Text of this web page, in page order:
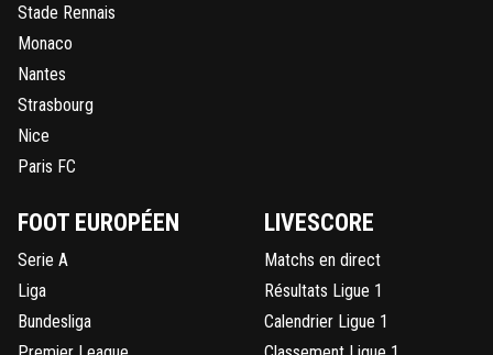
Stade Rennais
Monaco
Nantes
Strasbourg
Nice
Paris FC
FOOT EUROPÉEN
Serie A
Liga
Bundesliga
LIVESCORE
Matchs en direct
Résultats Ligue 1
Calendrier Ligue 1